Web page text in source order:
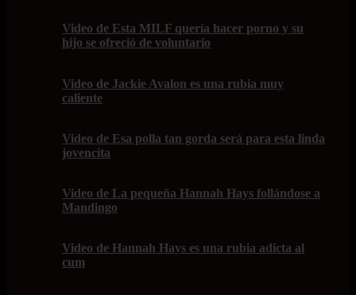
Video de Esta MILF quería hacer porno y su
hijo se ofreció de voluntario
Video de Jackie Avalon es una rubia muy
caliente
Video de Esa polla tan gorda será para esta linda
jovencita
Video de La pequeña Hannah Hays follándose a
Mandingo
Video de Hannah Hays es una rubia adicta al
cum